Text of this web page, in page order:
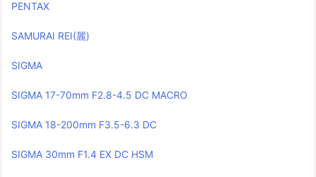
PENTAX
SAMURAI REI(麗)
SIGMA
SIGMA 17-70mm F2.8-4.5 DC MACRO
SIGMA 18-200mm F3.5-6.3 DC
SIGMA 30mm F1.4 EX DC HSM